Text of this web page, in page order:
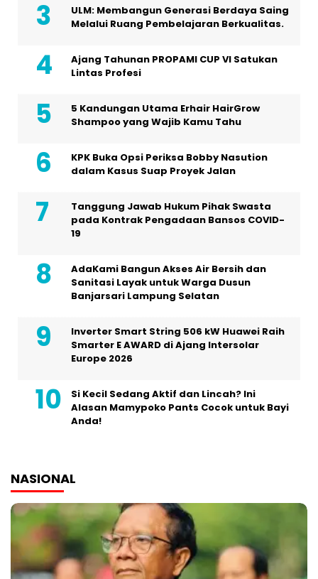
ULM: Membangun Generasi Berdaya Saing
Melalui Ruang Pembelajaran Berkualitas.
Ajang Tahunan PROPAMI CUP VI Satukan
Lintas Profesi
5 Kandungan Utama Erhair HairGrow
Shampoo yang Wajib Kamu Tahu
KPK Buka Opsi Periksa Bobby Nasution
dalam Kasus Suap Proyek Jalan
Tanggung Jawab Hukum Pihak Swasta
pada Kontrak Pengadaan Bansos COVID-
19
AdaKami Bangun Akses Air Bersih dan
Sanitasi Layak untuk Warga Dusun
Banjarsari Lampung Selatan
Inverter Smart String 506 kW Huawei Raih
Smarter E AWARD di Ajang Intersolar
Europe 2026
Si Kecil Sedang Aktif dan Lincah? Ini
Alasan Mamypoko Pants Cocok untuk Bayi
Anda!
NASIONAL